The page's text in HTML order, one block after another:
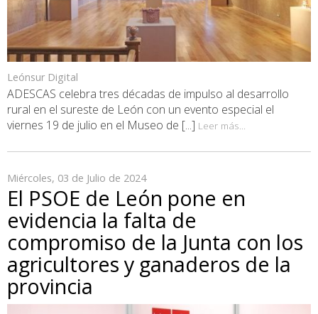
Leónsur Digital
ADESCAS celebra tres décadas de impulso al desarrollo
rural en el sureste de León con un evento especial el
viernes 19 de julio en el Museo de [...] Leer más...
Miércoles, 03 de Julio de 2024
El PSOE de León pone en
evidencia la falta de
compromiso de la Junta con los
agricultores y ganaderos de la
provincia